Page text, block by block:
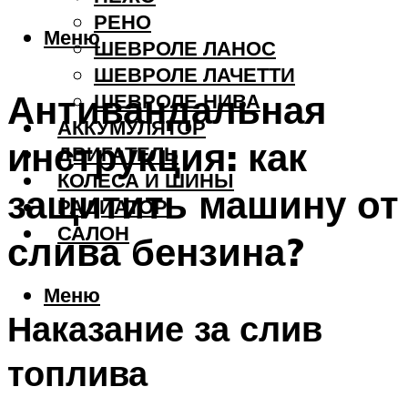
РЕНО
ШЕВРОЛЕ ЛАНОС
ШЕВРОЛЕ ЛАЧЕТТИ
ШЕВРОЛЕ НИВА
АККУМУЛЯТОР
ДВИГАТЕЛЬ
КОЛЕСА И ШИНЫ
РАДИАТОР
САЛОН
Меню
Меню
Антивандальная
инструкция: как
защитить машину от
слива бензина?
Наказание за слив
топлива